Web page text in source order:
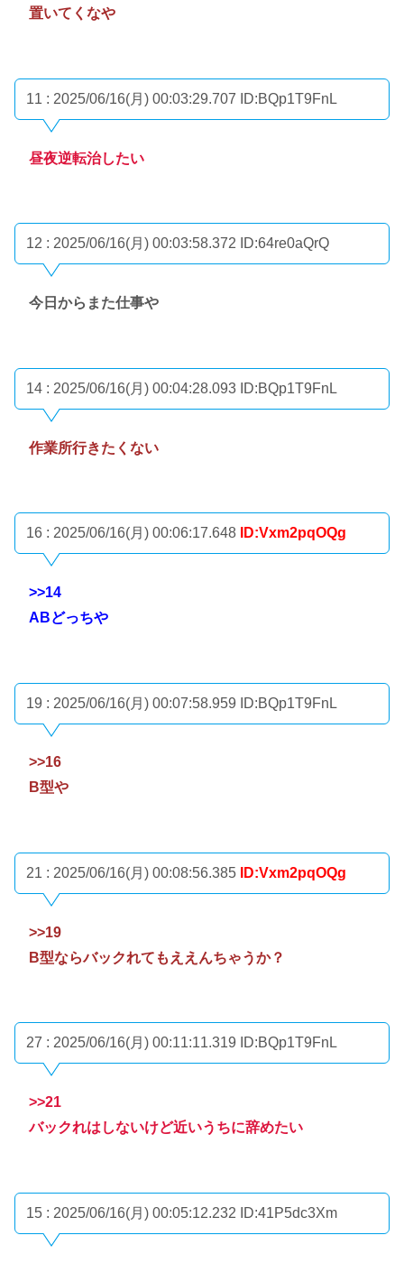
置いてくなや
11 : 2025/06/16(月) 00:03:29.707 ID:BQp1T9FnL
昼夜逆転治したい
12 : 2025/06/16(月) 00:03:58.372 ID:64re0aQrQ
今日からまた仕事や
14 : 2025/06/16(月) 00:04:28.093 ID:BQp1T9FnL
作業所行きたくない
16 : 2025/06/16(月) 00:06:17.648 ID:Vxm2pqOQg
>>14
ABどっちや
19 : 2025/06/16(月) 00:07:58.959 ID:BQp1T9FnL
>>16
B型や
21 : 2025/06/16(月) 00:08:56.385 ID:Vxm2pqOQg
>>19
B型ならバックれてもええんちゃうか？
27 : 2025/06/16(月) 00:11:11.319 ID:BQp1T9FnL
>>21
バックれはしないけど近いうちに辞めたい
15 : 2025/06/16(月) 00:05:12.232 ID:41P5dc3Xm